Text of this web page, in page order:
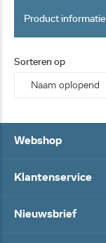
Product informatie
Sorteren op
Webshop
Klantenservice
Nieuwsbrief